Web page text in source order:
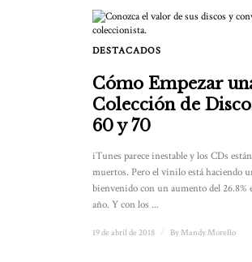
DESTACADOS
Cómo Empezar
Colección de
60 y 70
iTunes parece inestable y los CDs están
muertos. Pero el vinilo está haciendo
bienvenido con un aumento del 26.8%
año. Y con los ...
19 de abril de 2018 By Mandy Morello